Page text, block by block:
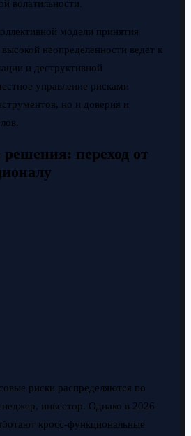
волатильности.
модели принятия
неопределенности ведет к
и деструктивной
управление рисками
но и доверия и
переход от
риски распределяются по
инвестор. Однако в 2026
кросс-функциональные